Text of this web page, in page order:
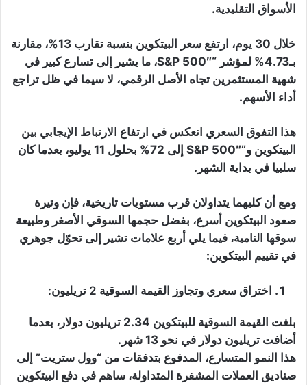
الأسواق التقليدية.
خلال 30 يوم، ارتفع سعر البيتكوين بنسبة تقارب 13%، مقارنة
بـ4.73% لمؤشر “S&P 500″، ما يشير إلى تسارع كبير في
شهية المستثمرين تجاه الأصل الرقمي، لا سيما في ظل تراجع
أداء الأسهم.
هذا التفوق السعري انعكس في ارتفاع الارتباط الإيجابي بين
البيتكوين و”S&P 500″ إلى 72% بحلول 11 يوليو، بعدما كان
سلبيا في بداية الشهر.
ومع أن كليهما يتداولان قرب مستويات تاريخية، فإن وتيرة
صعود البيتكوين أسرع، بفضل حجمها السوقي الأصغر وطبيعة
سوقها النامية، فيما يلي أربع علامات تشير إلى تحوّل جوهري
في تقييم البيتكوين:
اختراق سعري وتجاوز القيمة السوقية 2 تريليون:
بلغت القيمة السوقية للبيتكوين 2.34 تريليون دولار، بعدما
أضافت تريليون دولار في نحو 13 شهر.
هذا النمو المتسارع، المدفوع بتدفقات من “وول ستريت” إلى
صناديق العملات المشفرة المتداولة، ساهم في دفع البيتكوين